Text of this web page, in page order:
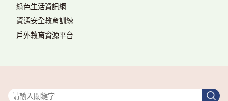
綠色生活資訊網
資通安全教育訓練
戶外教育資源平台
搜